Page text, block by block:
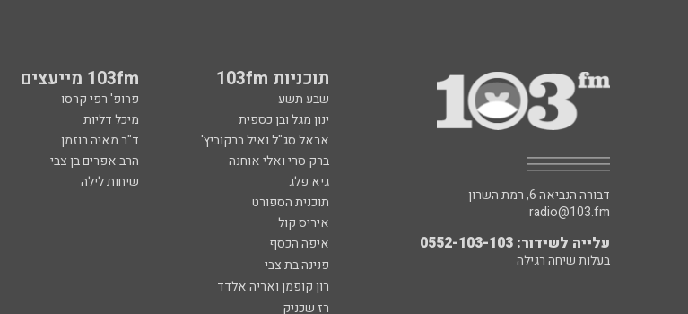
תוכניות 103fm 103fm מייעצים
שבע תשע פרופ' רפי קרסו
ינון מגל ובן כספית
מיכל דליות
אראל סג"ל ואיל ברקוביץ'
ד"ר מאיה רוזמן
ברק סרי ואלי אוחנה
הרב אפרים בן צבי
גיא פלג
שיחות לילה
תוכנית הספורט
איריס קול
איפה הכסף
פנינה בת צבי
רון קופמן ואריה אלדד
רז שכניק
דבורה הנביאה 6, רמת השרון
radio@103.fm
עלייה לשידור: 0552-103-103
בעלות שיחה רגילה